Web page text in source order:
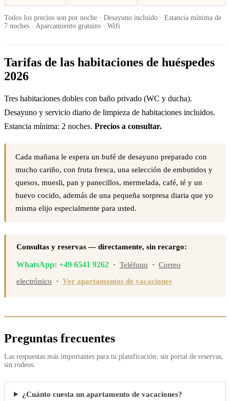
Todos los precios son por noche · Desayuno incluido · Estancia mínima de
7 noches · Aparcamiento gratuito · Wifi
Tarifas de las habitaciones de huéspedes
2026
Tres habitaciones dobles con baño privado (WC y ducha).
Desayuno y servicio diario de limpieza de habitaciones incluidos.
Estancia mínima: 2 noches. Precios a consultar.
Cada mañana le espera un bufé de desayuno preparado con
mucho cariño, con fruta fresca, una selección de embutidos y
quesos, muesli, pan y panecillos, mermelada, café, té y un
huevo cocido, además de una pequeña sorpresa diaria que yo
misma elijo especialmente para usted.
Consultas y reservas — directamente, sin recargo:
WhatsApp: +49 6541 9262 · Teléfono · Correo
electrónico · Ver apartamentos de vacaciones
Preguntas frecuentes
Las respuestas más importantes para tu planificación: sin portal de reservas,
sin rodeos.
¿Cuánto cuesta un apartamento de vacaciones?